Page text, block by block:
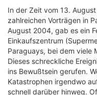
In der Zeit vom 13.
zahlreichen Vorträgen in
August 2004, gab es ein
Einkaufszentrum
Paraguays, bei dem viele
Dieses schreckliche
ins Bewußtsein gerufen.
Katastrophen irgendwo
schnell darüber hinweg.